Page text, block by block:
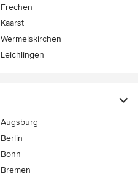
Frechen
Kaarst
Wermelskirchen
Leichlingen
Augsburg
Berlin
Bonn
Bremen